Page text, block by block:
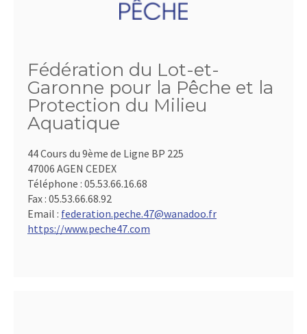
Fédération du Lot-et-
Garonne pour la Pêche et la
Protection du Milieu
Aquatique
44 Cours du 9ème de Ligne BP 225
47006 AGEN CEDEX
Téléphone : 05.53.66.16.68
Fax : 05.53.66.68.92
Email : federation.peche.47@wanadoo.fr
https://www.peche47.com